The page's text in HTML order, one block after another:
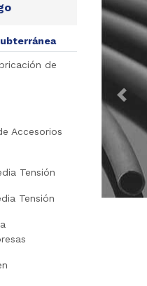
de
Accesorios
Tensión
Tensión